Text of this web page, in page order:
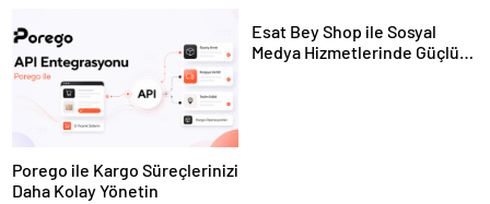
Porego ile Kargo Süreçlerinizi
Daha Kolay Yönetin
Esat Bey Shop ile Sosyal
Medya Hizmetlerinde Güçlü